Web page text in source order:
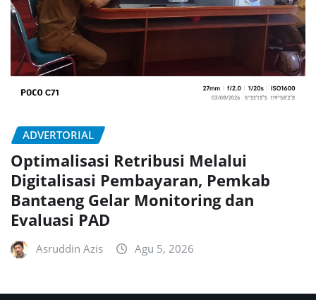
ADVERTORIAL
Optimalisasi Retribusi Melalui
Digitalisasi Pembayaran, Pemkab
Bantaeng Gelar Monitoring dan
Evaluasi PAD
Asruddin Azis Agu 5, 2026